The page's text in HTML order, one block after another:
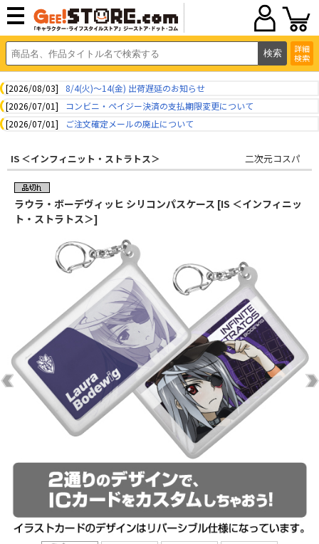
詳細
検索
[2026/08/03]
8/4(火)～14(金) 出荷遅延のお知らせ
[2026/07/01]
コンビニ・ペイジー決済の支払期限変更について
[2026/07/01]
ご注文確定メールの廃止について
IS ＜インフィニット・ストラトス＞ 二次元コスパ
ラウラ・ボーデヴィッヒ シリコンパスケース [IS ＜インフィニッ
ト・ストラトス＞]